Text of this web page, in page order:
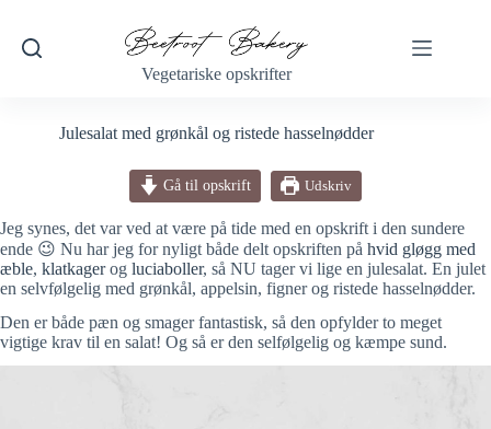
indhold
Vegetariske opskrifter
Julesalat med grønkål og ristede hasselnødder
Gå til opskrift Udskriv
Jeg synes, det var ved at være på tide med en opskrift i den sundere
ende 😉 Nu har jeg for nyligt både delt opskriften på hvid gløgg med
æble, klatkagerog luciaboller, så NU tager vi lige en julesalat. En julet
en selvfølgelig med grønkål, appelsin, figner og ristede hasselnødder.
Den er både pæn og smager fantastisk, så den opfylder to meget
vigtige krav til en salat! Og så er den selfølgelig og kæmpe sund.